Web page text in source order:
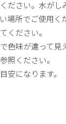
ださい。水がし
場所でご使用く
ください。
色味が違って
照ください。
安になります。